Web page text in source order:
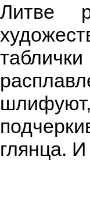
Литве
глянца.